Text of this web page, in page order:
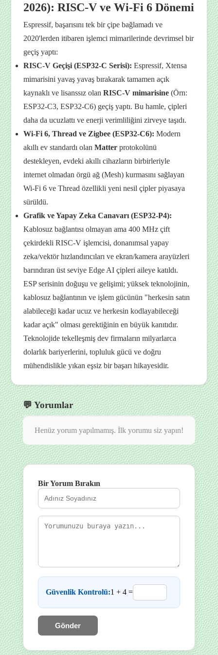
2026): RISC-V ve Wi-Fi 6 Dönemi
Espressif, başarısını tek bir çipe bağlamadı ve
2020'lerden itibaren işlemci mimarilerinde devrimsel bir
geçiş yaptı:
RISC-V Geçişi (ESP32-C Serisi): Espressif, Xtensa
mimarisini yavaş yavaş bırakarak tamamen açık
kaynaklı ve lisanssız olanRISC-V mimarisine (Örn:
ESP32-C3, ESP32-C6) geçiş yaptı. Bu hamle, çipleri
daha da ucuzlattı ve enerji verimliliğini zirveye taşıdı.
Wi-Fi 6, Thread ve Zigbee (ESP32-C6): Modern
akıllı ev standardı olanMatter protokolünü
destekleyen, evdeki akıllı cihazların birbirleriyle
internet olmadan örgü ağ (Mesh) kurmasını sağlayan
Wi-Fi 6 ve Thread özellikli yeni nesil çipler piyasaya
sürüldü.
Grafik ve Yapay Zeka Canavarı (ESP32-P4):
Kablosuz bağlantısı olmayan ama 400 MHz çift
çekirdekli RISC-V işlemcisi, donanımsal yapay
zeka/vektör hızlandırıcıları ve ekran/kamera arayüzleri
barındıran üst seviye Edge AI çipleri aileye katıldı.
ESP serisinin doğuşu ve gelişimi; yüksek teknolojinin,
kablosuz bağlantının ve işlem gücünün "herkesin satın
alabileceği kadar ucuz ve herkesin kodlayabileceği
kadar açık" olması gerektiğinin en büyük kanıtıdır.
Teknolojide tekelleşmiş dev firmaların milyarlarca
dolarlık bariyerlerini, topluluk gücü ve doğru
mühendislikle yıkan eşsiz bir başarı hikayesidir.
💬 Yorumlar
Henüz yorum yapılmamış. İlk yorumu siz yapın!
Bir Yorum Bırakın
Güvenlik Kontrolü:1 + 4 =
Gönder